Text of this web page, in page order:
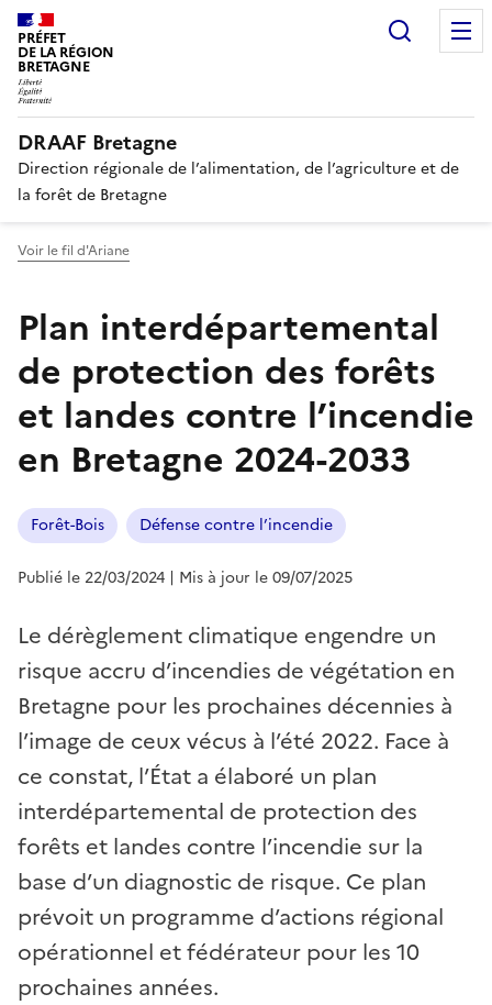
Panneau de gestion des cookies
PRÉFET
DE LA RÉGION
BRETAGNE
DRAAF Bretagne
Direction régionale de l’alimentation, de l’agriculture et de
la forêt de Bretagne
Voir le fil d'Ariane
Plan interdépartemental
de protection des forêts
et landes contre l’incendie
en Bretagne 2024-2033
Forêt-Bois Défense contre l’incendie
Publié le 22/03/2024 | Mis à jour le 09/07/2025
Le dérèglement climatique engendre un
risque accru d’incendies de végétation en
Bretagne pour les prochaines décennies à
l’image de ceux vécus à l’été 2022. Face à
ce constat, l’État a élaboré un plan
interdépartemental de protection des
forêts et landes contre l’incendie sur la
base d’un diagnostic de risque. Ce plan
prévoit un programme d’actions régional
opérationnel et fédérateur pour les 10
prochaines années.